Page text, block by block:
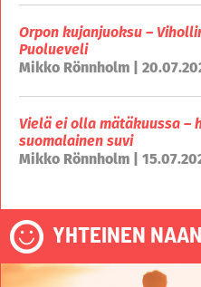
Orpon kujanjuoksu –
Puolueveli
Mikko Rönnholm |
Vielä ei olla mätäkuussa –
suomalainen suvi
Mikko Rönnholm |
YHTEINEN